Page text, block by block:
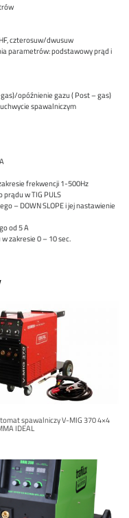
HF, czterosuw/dwusuw
parametrów: podstawowy prąd i
opóźnienie gazu ( Post – gas)
spawalniczym
frekwencji 1-500Hz
w TIG PULS
– DOWN SLOPE i jej nastawienie
od 5 A
zakresie 0 – 10 sec.
spawalniczy V-MIG 370 4×4
IDEAL